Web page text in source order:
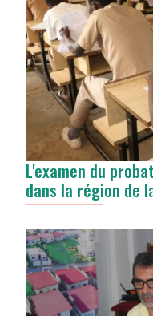
L'examen du
dans la région de